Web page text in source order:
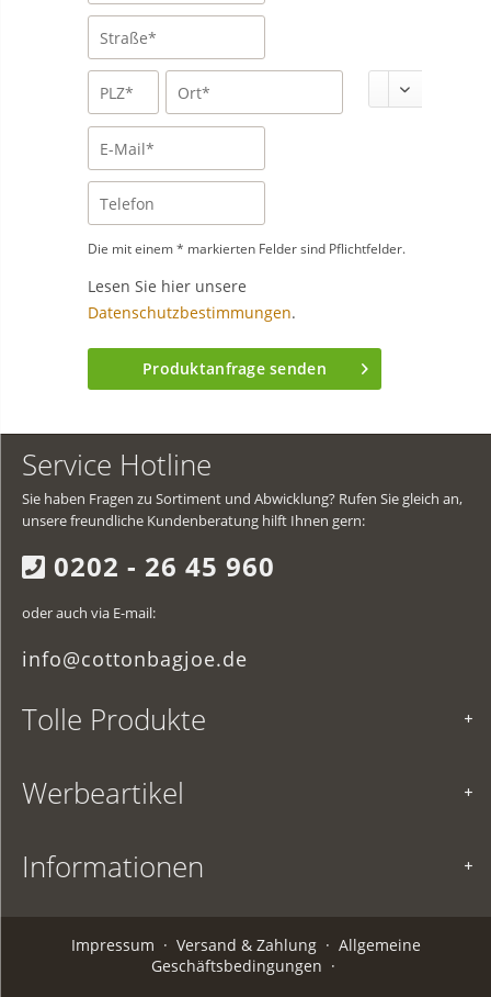
Die mit einem * markierten Felder sind Pflichtfelder.
Lesen Sie hier unsere
Datenschutzbestimmungen.
Produktanfrage senden
Tolle Produkte
Werbeartikel
Informationen
Service Hotline
Sie haben Fragen zu Sortiment und Abwicklung? Rufen Sie gleich an,
unsere freundliche Kundenberatung hilft Ihnen gern:
0202 - 26 45 960
oder auch via E-mail:
info@cottonbagjoe.de
Impressum · Versand & Zahlung· Allgemeine
Geschäftsbedingungen ·